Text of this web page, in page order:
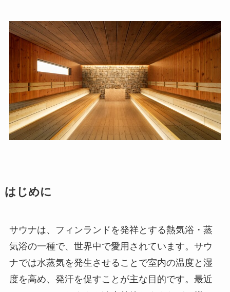
はじめに
サウナは、フィンランドを発祥とする熱気浴・蒸
気浴の一種で、世界中で愛用されています。サウ
ナでは水蒸気を発生させることで室内の温度と湿
度を高め、発汗を促すことが主な目的です。最近